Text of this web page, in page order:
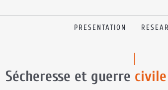
PRESENTATION
Sécheresse et guerre